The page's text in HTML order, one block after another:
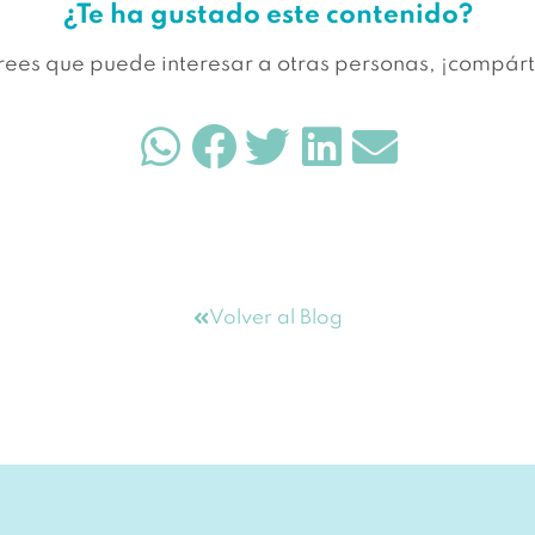
¿Te ha gustado este contenido?
que puede interesar a otras personas,
Volver al Blog